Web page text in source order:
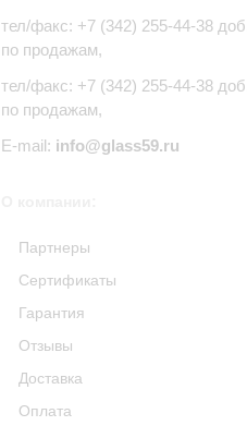
тел/факс: +7 (342) 255-44-38
по продажам,
тел/факс: +7 (342) 255-44-38
по продажам,
E-mail: info@glass59.ru
Партнеры
Сертификаты
Гарантия
Отзывы
Доставка
Оплата